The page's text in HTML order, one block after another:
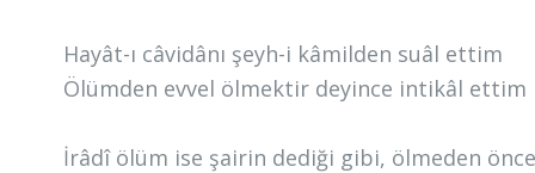
Hayât-ı câvidânı şeyh-i kâmilden suâl ettim
Ölümden evvel ölmektir deyince intikâl ettim
İrâdî ölüm ise şairin dediği gibi, ölmeden